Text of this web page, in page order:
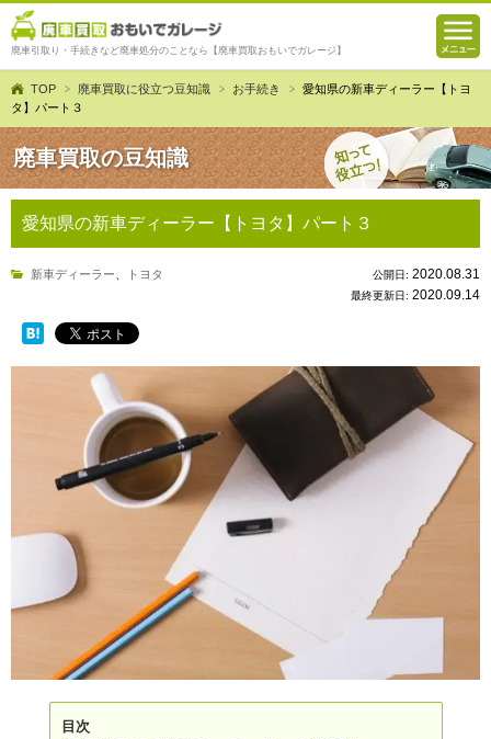
廃車引取り・手続きなど廃車処分のことなら【廃車買取おもいでガレージ】
TOP 廃車買取に役立つ豆知識 お手続き
愛知県の新車ディーラー【トヨ
タ】パート３
廃車買取の豆知識
愛知県の新車ディーラー【トヨタ】パート３
新車ディーラー トヨタ 公開日: 2020.08.31
最終更新日: 2020.09.14
目次